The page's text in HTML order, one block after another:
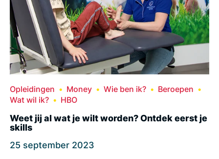
Opleidingen Money Wie ben ik?
Beroepen
Wat wil ik?
HBO
Weet jij al wat je wilt worden? Ontdek eerst je
skills
25 september 2023